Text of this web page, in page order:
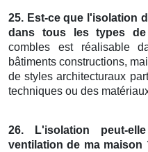
25. Est-ce que l'isolation
dans tous les types
combles est réalisable
bâtiments constructions,
de styles architecturaux
techniques ou des
26. L'isolation peut-
ventilation de ma maison